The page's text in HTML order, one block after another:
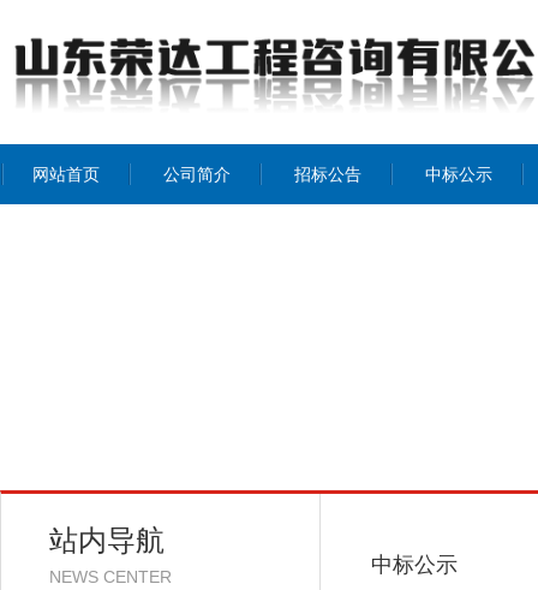
网站首页 公司简介 招标公告 中标公示
站内导航
NEWS CENTER 中标公示